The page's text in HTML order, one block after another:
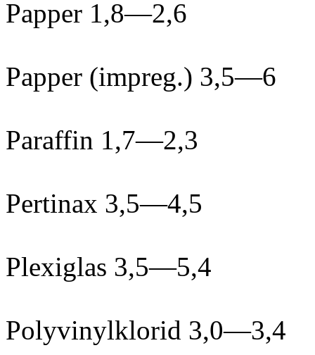
Papper 1,8—2,6
Papper (impreg.) 3,5—6
Paraffin 1,7—2,3
Pertinax 3,5—4,5
Plexiglas 3,5—5,4
Polyvinylklorid 3,0—3,4